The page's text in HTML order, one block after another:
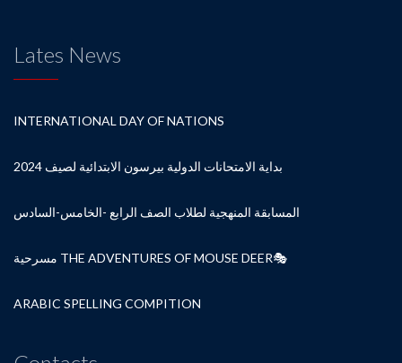
Lates News
INTERNATIONAL DAY OF NATIONS
بداية الامتحانات الدولية بيرسون الابتدائية لصيف 2024
المسابقة المنهجية لطلاب الصف الرابع -الخامس-السادس
مسرحية THE ADVENTURES OF MOUSE DEER🎭
ARABIC SPELLING COMPITION